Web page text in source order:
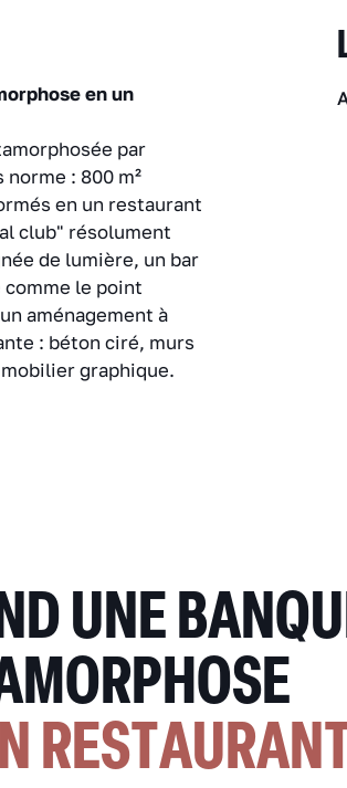
en un
par
norme : 800 m²
en un restaurant
club" résolument
de lumière, un bar
comme le point
aménagement à
: béton ciré, murs
graphique.
UNE